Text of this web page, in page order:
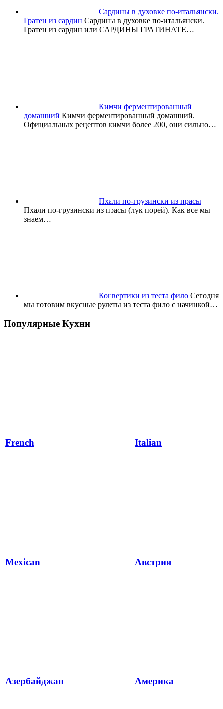
Сардины в духовке по-итальянски.
Гратен из сардин Сардины в духовке по-итальянски.
Гратен из сардин или САРДИНЫ ГРАТИНАТЕ…
Кимчи ферментированный
домашний Кимчи ферментированный домашний.
Официальных рецептов кимчи более 200, они сильно…
Пхали по-грузински из прасы
Пхали по-грузински из прасы (лук порей). Как все мы
знаем…
Конвертики из теста фило Сегодня
мы готовим вкусные рулеты из теста фило с начинкой…
Популярные Кухни
French Italian
Mexican Австрия
Азербайджан Америка